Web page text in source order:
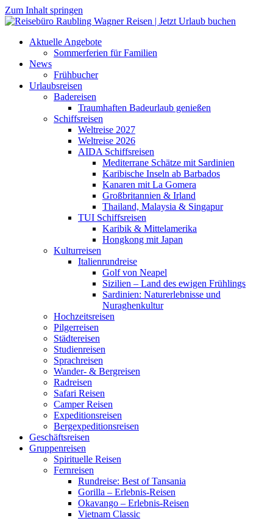
Zum Inhalt springen
Aktuelle Angebote
Sommerferien für Familien
News
Frühbucher
Urlaubsreisen
Badereisen
Traumhaften Badeurlaub genießen
Schiffsreisen
Weltreise 2027
Weltreise 2026
AIDA Schiffsreisen
Mediterrane Schätze mit Sardinien
Karibische Inseln ab Barbados
Kanaren mit La Gomera
Großbritannien & Irland
Thailand, Malaysia & Singapur
TUI Schiffsreisen
Karibik & Mittelamerika
Hongkong mit Japan
Kulturreisen
Italienrundreise
Golf von Neapel
Sizilien – Land des ewigen Frühlings
Sardinien: Naturerlebnisse und
Nuraghenkultur
Hochzeitsreisen
Pilgerreisen
Städtereisen
Studienreisen
Sprachreisen
Wander- & Bergreisen
Radreisen
Safari Reisen
Camper Reisen
Expeditionsreisen
Bergexpeditionsreisen
Geschäftsreisen
Gruppenreisen
Spirituelle Reisen
Fernreisen
Rundreise: Best of Tansania
Gorilla – Erlebnis-Reisen
Okavango – Erlebnis-Reisen
Vietnam Classic